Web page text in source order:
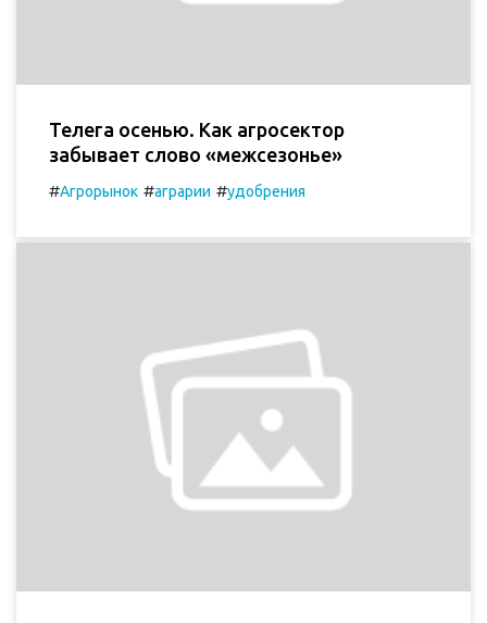
Телега осенью. Как агросектор
забывает слово «межсезонье»
#Агрорынок #аграрии #удобрения